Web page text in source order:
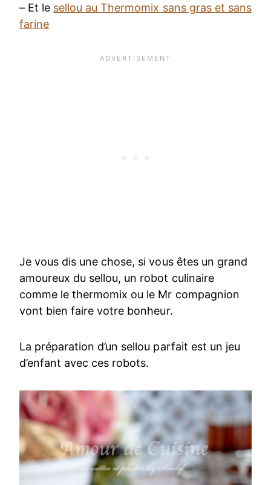
– Et le sellou au Thermomix sans gras et sans
farine
Je vous dis une chose, si vous êtes un grand
amoureux du sellou, un robot culinaire
comme le thermomix ou le Mr compagnion
vont bien faire votre bonheur.
La préparation d’un sellou parfait est un jeu
d’enfant avec ces robots.